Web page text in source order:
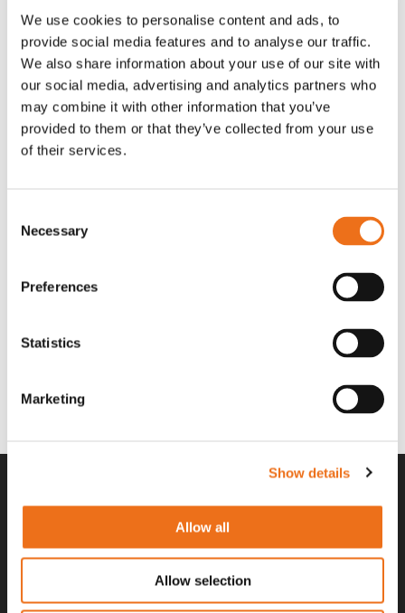
We use cookies to personalise content and ads, to
provide social media features and to analyse our traffic.
We also share information about your use of our site with
our social media, advertising and analytics partners who
may combine it with other information that you’ve
provided to them or that they’ve collected from your use
of their services.
Selection
Necessary
Preferences
Statistics
Marketing
Show details
Allow all
Allow selection
Lägg till i varukorg
Rotor, komplett med slagor
OR80013456G
(ex. moms)
Grön truckknapp
A00220
kr (ex. moms)
Lägg till i varukorg
Rotor teeth 8t/6k 7.5Gr/8 R6/14 Rotor teeth 8t/6k 0Gr/8 R6/14